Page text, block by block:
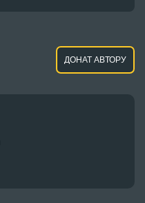
ДОНАТ АВТОРУ